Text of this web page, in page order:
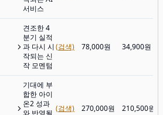
서비스
견조한 4
분기 실적
과 다시 시
작되는 신
작 모멘텀
(검색) 78,000원 34,900원
기대에 부
합한 아이
온2 성과
와 반영될 (검색) 270,000원 210,500원